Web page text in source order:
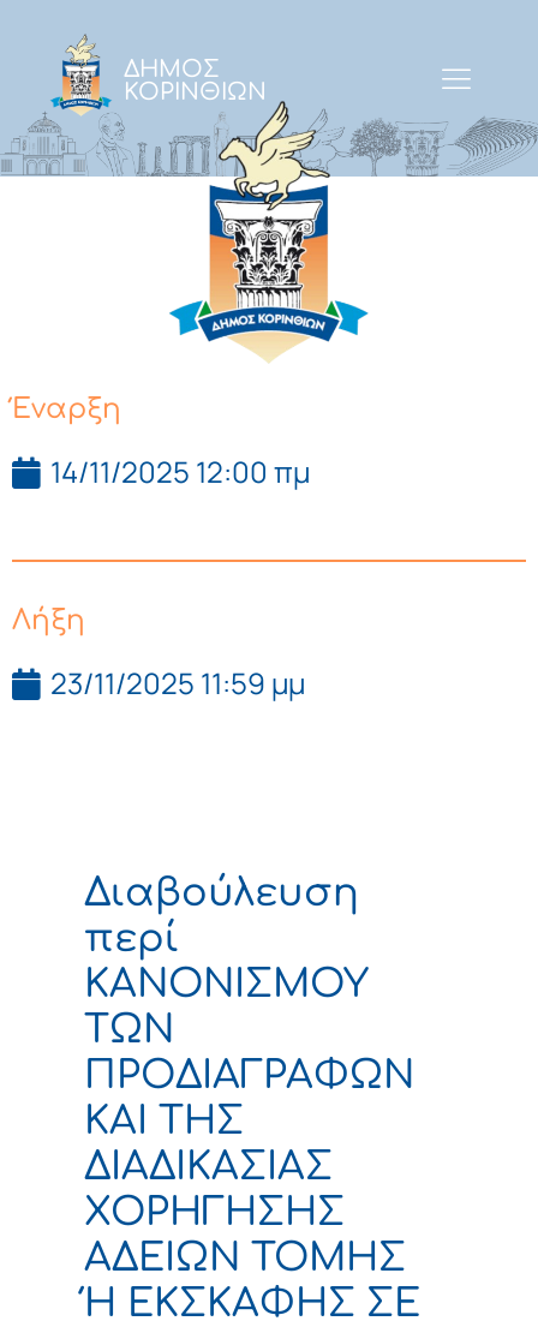
ΔΗΜΟΣ
ΚΟΡΙΝΘΙΩΝ
Έναρξη
14/11/2025 12:00 πμ
Λήξη
23/11/2025 11:59 μμ
Διαβούλευση
περί
ΚΑΝΟΝΙΣΜΟΥ
ΤΩΝ
ΠΡΟΔΙΑΓΡΑΦΩΝ
ΚΑΙ ΤΗΣ
ΔΙΑΔΙΚΑΣΙΑΣ
ΧΟΡΗΓΗΣΗΣ
ΑΔΕΙΩΝ ΤΟΜΗΣ
Ή ΕΚΣΚΑΦΗΣ ΣΕ